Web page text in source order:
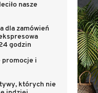
nasze
dla zamówień
godzin
promocje i
których nie